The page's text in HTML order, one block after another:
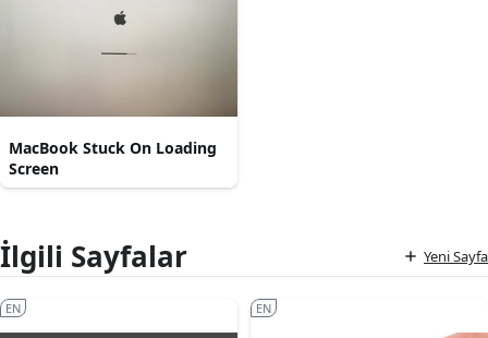
MacBook Stuck On Loading
Screen
İlgili Sayfalar Yeni Sayfa
EN EN